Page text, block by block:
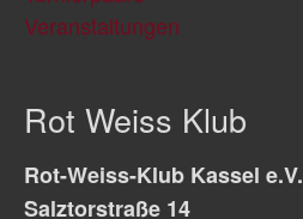
Veranstaltungen
Rot Weiss Klub
Rot-Weiss-Klub Kassel e.V.
Salztorstraße 14